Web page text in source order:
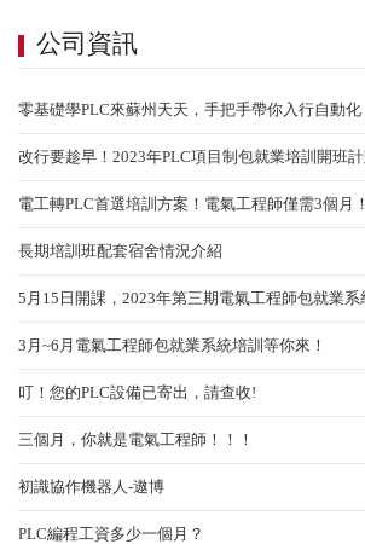
公司資訊
零基礎學PLC來蘇州天天，手把手帶你入行自動化
改行要趁早！2023年PLC項目制包就業培訓開班計
電工轉PLC首選培訓方案！電氣工程師僅需3個月！
長期培訓班配套宿舍情況介紹
5月15日開課，2023年第三期電氣工程師包就業系
3月~6月電氣工程師包就業系統培訓等你來！
叮！您的PLC設備已寄出，請查收!
三個月，你就是電氣工程師！！！
初識協作機器人-遨博
PLC編程工資多少一個月？